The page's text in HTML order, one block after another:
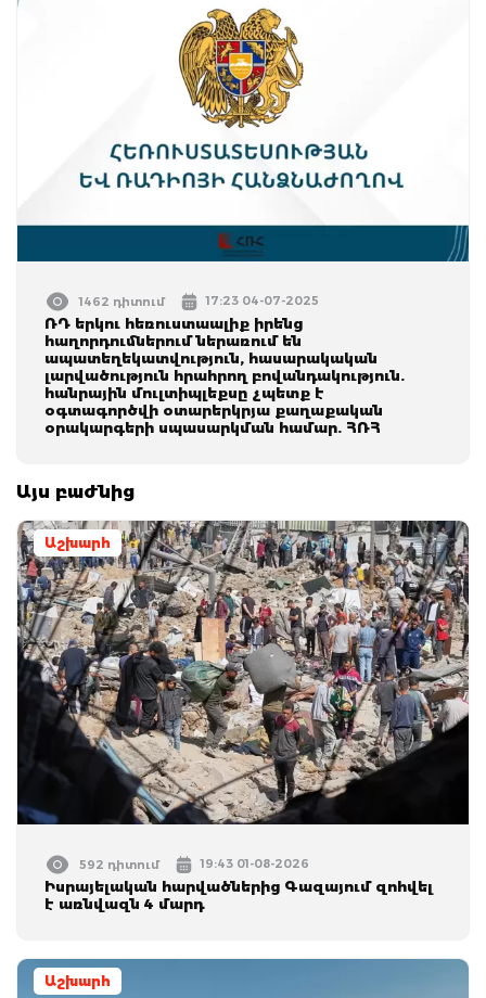
1462 դիտում 17:23 04-07-2025
ՌԴ երկու հեռուստաալիք իրենց
հաղորդումներում ներառում են
ապատեղեկատվություն, հասարակական
լարվածություն հրահրող բովանդակություն.
հանրային մուլտիպլեքսը չպետք է
օգտագործվի օտարերկրյա քաղաքական
օրակարգերի սպասարկման համար. ՀՌՀ
Այս բաժնից
Աշխարհ
592 դիտում 19:43 01-08-2026
Իսրայելական հարվածներից Գազայում զոհվել
է առնվազն 4 մարդ
Աշխարհ